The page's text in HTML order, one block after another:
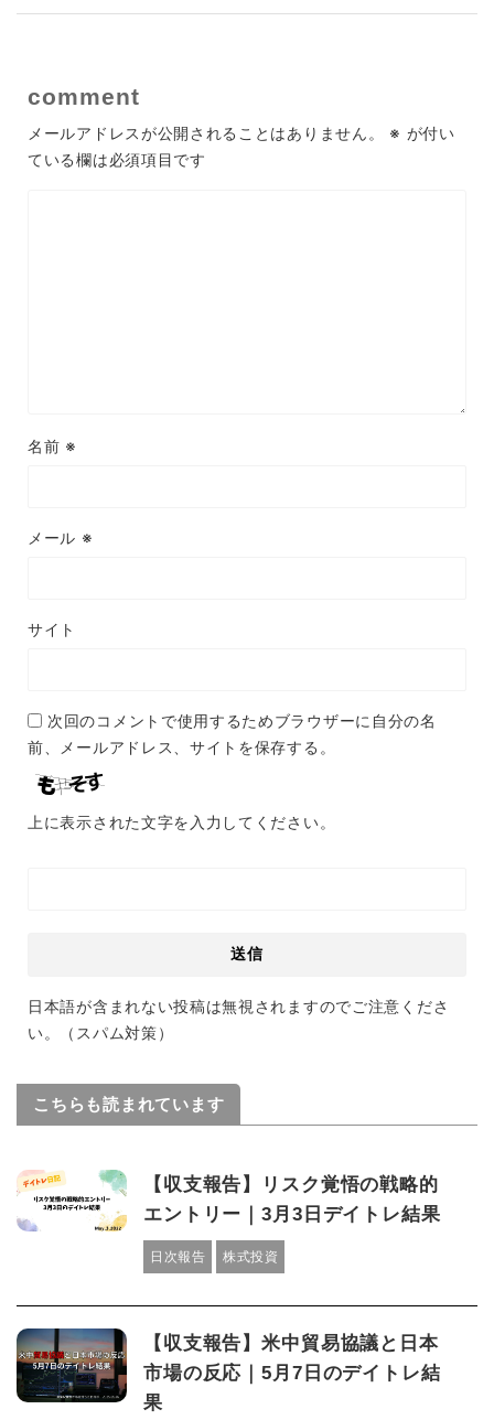
comment
メールアドレスが公開されることはありません。 ※ が付い
ている欄は必須項目です
名前 ※
メール ※
サイト
次回のコメントで使用するためブラウザーに自分の名
前、メールアドレス、サイトを保存する。
上に表示された文字を入力してください。
日本語が含まれない投稿は無視されますのでご注意くださ
い。（スパム対策）
こちらも読まれています
【収支報告】リスク覚悟の戦略的
エントリー｜3月3日デイトレ結果
日次報告 株式投資
【収支報告】米中貿易協議と日本
市場の反応｜5月7日のデイトレ結
果